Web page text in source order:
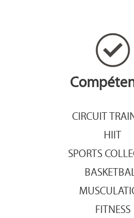
CIRCUIT
HIIT
SPORTS
FITNESS